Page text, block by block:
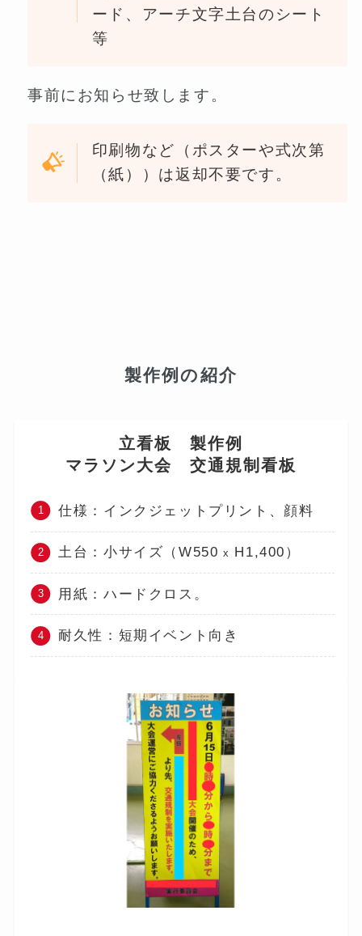
ード、アーチ文字土台のシート
等
事前にお知らせ致します。
印刷物など（ポスターや式次第
（紙））は返却不要です。
製作例の紹介
立看板 製作例
マラソン大会 交通規制看板
仕様：インクジェットプリント、顔料
土台：小サイズ（W550 x H1,400）
用紙：ハードクロス。
耐久性：短期イベント向き